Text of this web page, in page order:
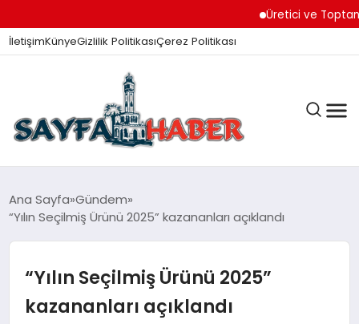
Üretici ve
İletişimKünyeGizlilik PolitikasıÇerez Politikası
ANA SAYFA
İZMIR HABERLERI
Ana Sayfa Gündem
“Yılın Seçilmiş Ürünü 2025” kazananları açıklandı
“Yılın Seçilmiş Ürünü 2025”
kazananları açıklandı